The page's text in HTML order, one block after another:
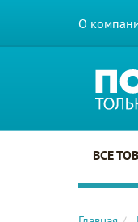
О
Главное меню
ВСЕ